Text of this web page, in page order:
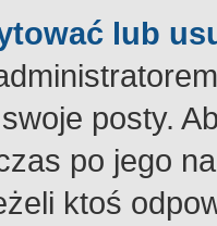
lub
posty.
po jego
ktoś